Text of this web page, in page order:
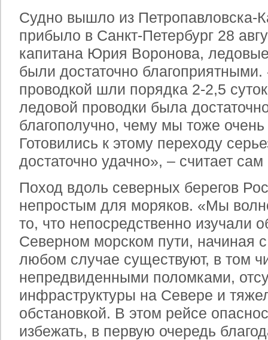
Судно вышло из Петропавловска-
прибыло в Санкт-Петербург 28
капитана Юрия Воронова,
были достаточно
проводкой шли порядка 2-2,5
ледовой проводки была
благополучно, чему мы тоже
Готовились к этому переходу
достаточно удачно», – считает
Поход вдоль северных берегов
непростым для моряков. «Мы
то, что непосредственно изучали
Северном морском пути, начиная
любом случае существуют, в том
непредвиденными поломками,
инфраструктуры на Севере и
обстановкой. В этом рейсе
избежать, в первую очередь